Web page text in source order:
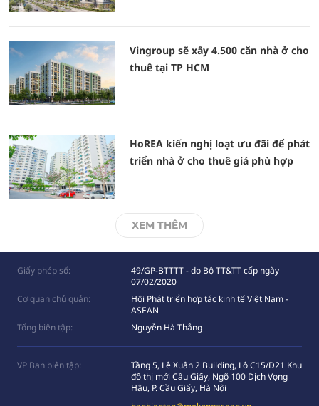
Vingroup sẽ xây 4.500 căn nhà ở cho
thuê tại TP HCM
HoREA kiến nghị loạt ưu đãi để phát
triển nhà ở cho thuê giá phù hợp
XEM THÊM
Giấy phép số:
49/GP-BTTTT - do Bộ TT&TT cấp ngày
07/02/2020
Cơ quan chủ quản:
Hội Phát triển hợp tác kinh tế Việt Nam -
ASEAN
Tổng biên tập:
Nguyễn Hà Thắng
VP Ban biên tập:
Tầng 5, Lê Xuân 2 Building, Lô C15/D21 Khu
đô thị mới Cầu Giấy, Ngõ 100 Dịch Vọng
Hâụ, P. Cầu Giấy, Hà Nội